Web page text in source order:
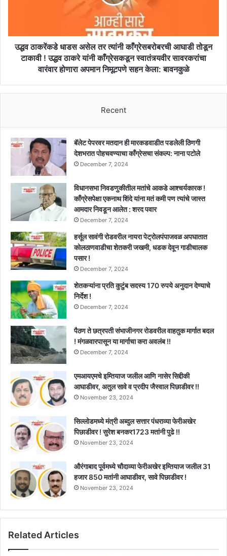
तोडून
टाकावी
यांनी
होणारा
केला:
बावनकुळे
उद्धव ठाकरेंकडे धाडस असेल तर त्यांनी काँग्रेसबरोबरची आघाडी तोडून
टाकावी ! उद्धव ठाकरे यांनी काँग्रेसकडून स्वातंत्र्यवीर सावरकरांचा
वारंवार होणारा अपमान निमूटपणे सहन केला: बावनकुळे
Recent
बॅलेट पेपरवर मतदान ही मारकडवाडीत पडलेली ठिणगी
देशभरात पोहचवण्याचा काँग्रेसचा संकल्प: नाना पटोले
December 7, 2024
विधानसभा निवडणुकीतील मतांचे आकडे आश्चर्यकारक !
काँग्रेसपेक्षा एकनाथ शिंदे यांना मतं कमी पण त्यांचे जास्त
आमदार निवडून आलेत : शरद पवार
December 7, 2024
हर्सूल सावंगी रोडवरील नायरा पेट्रोलपंपाजवळ अपघातात
कोलठाणवाडीचा शेतकरी जखमी, धडक देवून गाडीचालक
पसार !
December 7, 2024
शेतकऱ्यांना प्रति कुटुंब सदस्य 170 रुपये अनुदान देण्याचे
निर्देश !
December 7, 2024
पैठण ते छत्रपती संभाजीनगर रोडवरील वाहतुक मार्गात बदल
! मंगळवारपासून या मार्गाचा करा अवलंब !!
December 7, 2024
एमआयएमचे इम्तियाज जलील आणि नासेर सिद्दीकी
आघाडीवर, अतुल सावे व प्रदीप जैस्वाल पिछाडीवर !!
November 23, 2024
सिल्लोडमध्ये मंत्री अब्दुल सत्तार पंधराव्या फेरीअखेर
पिछाडीवर ! सुरेश बनकर1723 मतांनी पुढे !!
November 23, 2024
औरंगाबाद पूर्वमध्ये चौदाव्या फेरीअखेर इम्तियाज जलील 31
हजार 850 मतांनी आघाडीवर, सावे पिछाडीवर !
November 23, 2024
Related Articles